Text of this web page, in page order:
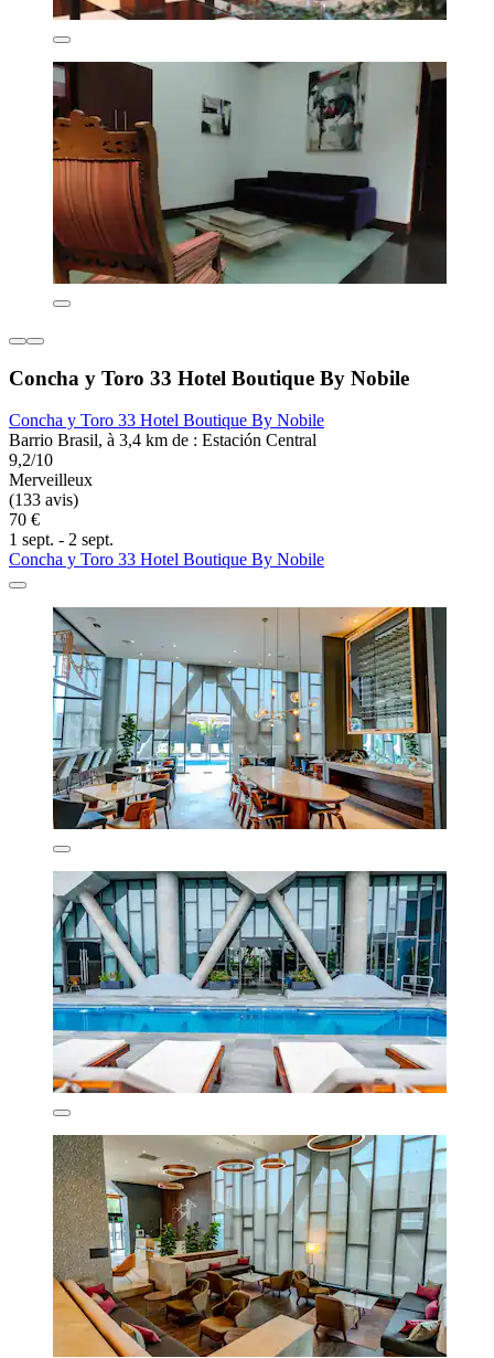
Concha y Toro 33 Hotel Boutique By Nobile
Concha y Toro 33 Hotel Boutique By Nobile
Barrio Brasil, à 3,4 km de : Estación Central
9,2/10
Merveilleux
(133 avis)
70 €
1 sept. - 2 sept.
Concha y Toro 33 Hotel Boutique By Nobile